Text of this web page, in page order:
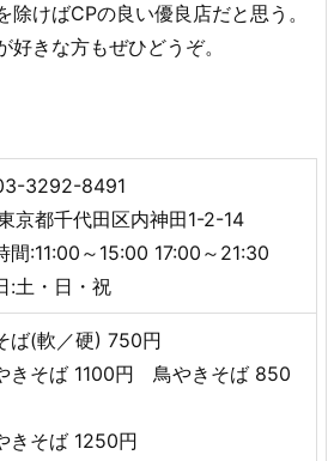
除けばCPの良い優良店だと思う。
きな方もぜひどうぞ。
3292-8491
京都千代田区内神田1-2-14
間:11:00～15:00 17:00～21:30
:土・日・祝
ば(軟／硬) 750円
きそば 1100円 鳥やきそば 850
きそば 1250円